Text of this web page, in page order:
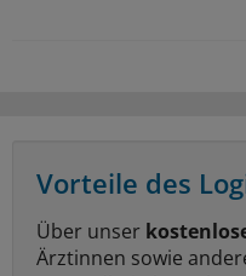
Vorteile des
Über unser
Ärztinnen sowie